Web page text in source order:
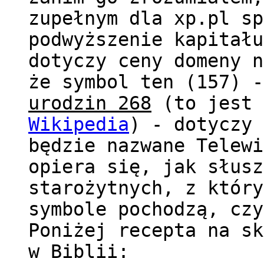
zupełnym dla xp.pl
podwyższenie
dotyczy ceny
że symbol ten (157)
urodzin 268 (to jest
Wikipedia) - dotyczy
będzie nazwane
opiera się, jak
starożytnych, z
symbole pochodzą,
Poniżej recepta na
w Biblii: